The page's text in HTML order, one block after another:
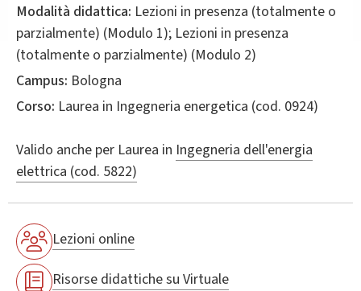
Modalità didattica: Lezioni in presenza (totalmente o
parzialmente) (Modulo 1); Lezioni in presenza
(totalmente o parzialmente) (Modulo 2)
Campus: Bologna
Corso: Laurea in Ingegneria energetica (cod. 0924)
Valido anche per Laurea in Ingegneria dell'energia
elettrica (cod. 5822)
Lezioni online
Risorse didattiche su Virtuale